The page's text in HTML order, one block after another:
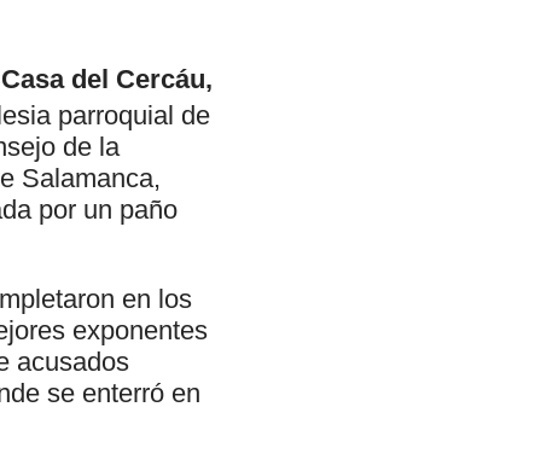
Casa del Cercáu,
parroquial de
de la
Salamanca,
por un paño
en los
exponentes
acusados
se enterró en